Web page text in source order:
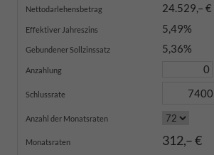
Nettodarlehensbetrag
24.529,– €
Effektiver Jahreszins 5,49%
Gebundener Sollzinssatz 5,36%
Anzahlung
Schlussrate
Anzahl der Monatsraten
Monatsraten 312,– €